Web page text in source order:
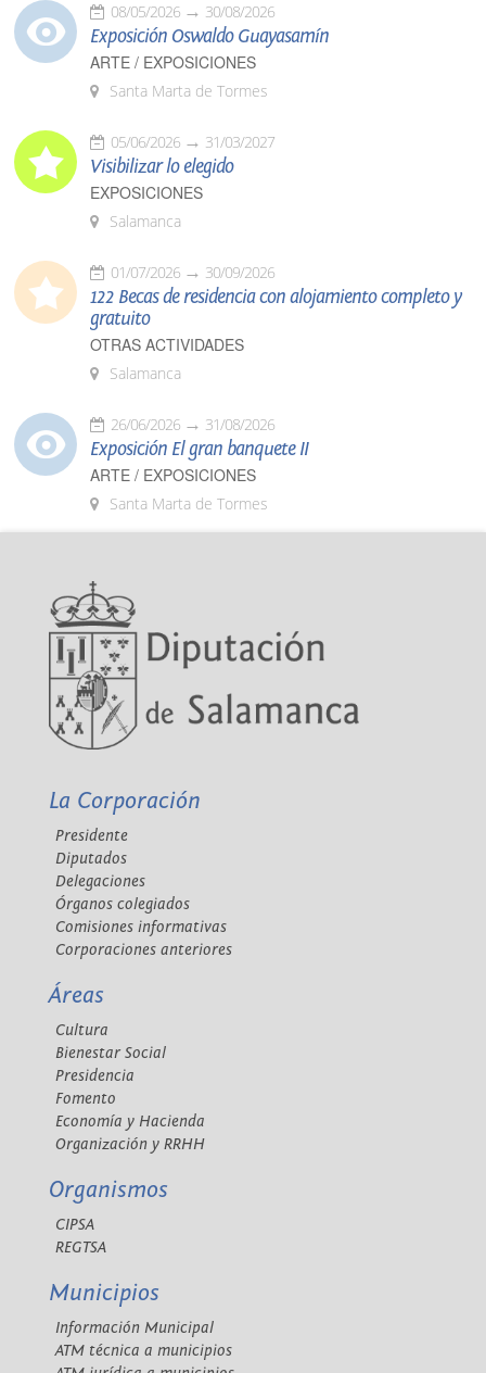
08/05/2026 30/08/2026
Exposición Oswaldo Guayasamín
ARTE / EXPOSICIONES
Santa Marta de Tormes
05/06/2026 31/03/2027
Visibilizar lo elegido
EXPOSICIONES
Salamanca
01/07/2026 30/09/2026
122 Becas de residencia con alojamiento completo y
gratuito
OTRAS ACTIVIDADES
Salamanca
26/06/2026 31/08/2026
Exposición El gran banquete II
ARTE / EXPOSICIONES
Santa Marta de Tormes
La Corporación
Presidente
Diputados
Delegaciones
Órganos colegiados
Comisiones informativas
Corporaciones anteriores
Áreas
Cultura
Bienestar Social
Presidencia
Fomento
Economía y Hacienda
Organización y RRHH
Organismos
CIPSA
REGTSA
Municipios
Información Municipal
ATM técnica a municipios